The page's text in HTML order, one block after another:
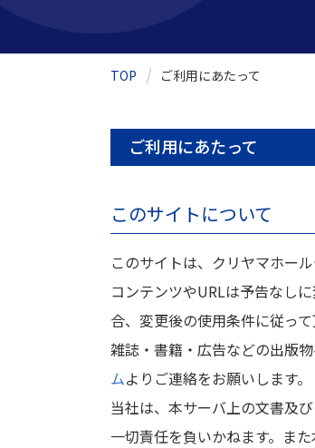
TOP ご利用にあたって
ご利用にあたって
このサイトについて
このサイトは、クリヤマホー
コンテンツやURLは予告なし
合、変更後の使用条件に従っ
雑誌・書籍・広告などの出版
ムよりご連絡をお願いします。
当社は、本サーバ上の文書及
一切責任を負いかねます。ま